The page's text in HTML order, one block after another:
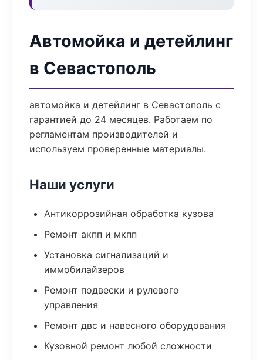
Автомойка и детейлинг
в Севастополь
автомойка и детейлинг в Севастополь с
гарантией до 24 месяцев. Работаем по
регламентам производителей и
используем проверенные материалы.
Наши услуги
Антикоррозийная обработка кузова
Ремонт акпп и мкпп
Установка сигнализаций и
иммобилайзеров
Ремонт подвески и рулевого
управления
Ремонт двс и навесного оборудования
Кузовной ремонт любой сложности